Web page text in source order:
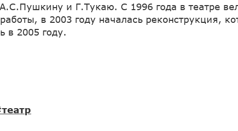
и Г.Тукаю. С 1996 года в театре
в 2003 году началась реконструкция,
в 2005 году.